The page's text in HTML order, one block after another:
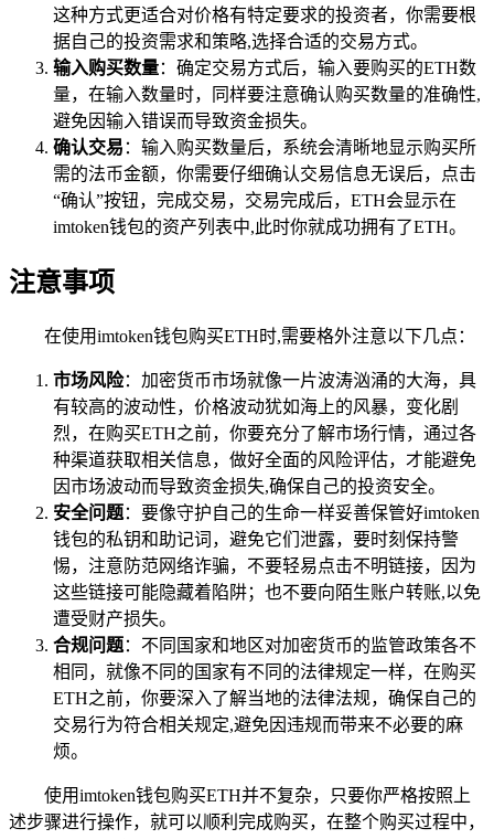
这种方式更适合对价格有特定要求的投资者，你需要根
据自己的投资需求和策略,选择合适的交易方式。
输入购买数量：确定交易方式后，输入要购买的ETH数
量，在输入数量时，同样要注意确认购买数量的准确性,
避免因输入错误而导致资金损失。
确认交易 ：输入购买数量后，系统会清晰地显示购买所
需的法币金额，你需要仔细确认交易信息无误后，点击
“确认”按钮，完成交易，交易完成后，ETH会显示在
imtoken钱包的资产列表中,此时你就成功拥有了ETH。
注意事项
在使用imtoken钱包购买ETH时,需要格外注意以下几点：
市场风险：加密货币市场就像一片波涛汹涌的大海，具
有较高的波动性，价格波动犹如海上的风暴，变化剧
烈，在购买ETH之前，你要充分了解市场行情，通过各
种渠道获取相关信息，做好全面的风险评估，才能避免
因市场波动而导致资金损失,确保自己的投资安全。
安全问题：要像守护自己的生命一样妥善保管好imtoken
钱包的私钥和助记词，避免它们泄露，要时刻保持警
惕，注意防范网络诈骗，不要轻易点击不明链接，因为
这些链接可能隐藏着陷阱；也不要向陌生账户转账,以免
遭受财产损失。
合规问题：不同国家和地区对加密货币的监管政策各不
相同，就像不同的国家有不同的法律规定一样，在购买
ETH之前，你要深入了解当地的法律法规，确保自己的
交易行为符合相关规定,避免因违规而带来不必要的麻
烦。
使用imtoken钱包购买ETH并不复杂，只要你严格按照上
述步骤进行操作，就可以顺利完成购买，在整个购买过程中，